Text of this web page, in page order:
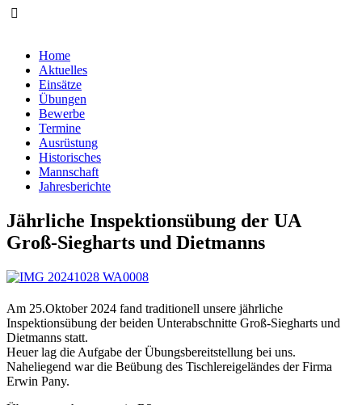
Home
Aktuelles
Einsätze
Übungen
Bewerbe
Termine
Ausrüstung
Historisches
Mannschaft
Jahresberichte
Jährliche Inspektionsübung der UA
Groß-Siegharts und Dietmanns
Am 25.Oktober 2024 fand traditionell unsere jährliche
Inspektionsübung der beiden Unterabschnitte Groß-Siegharts und
Dietmanns statt.
Heuer lag die Aufgabe der Übungsbereitstellung bei uns.
Naheliegend war die Beübung des Tischlereigeländes der Firma
Erwin Pany.